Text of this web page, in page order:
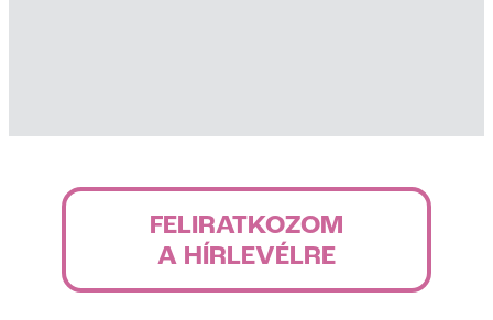
FELIRATKOZOM
A HÍRLEVÉLRE